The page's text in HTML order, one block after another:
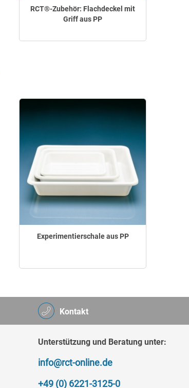
RCT®-Zubehör: Flachdeckel mit
Griff aus PP
Experimentierschale aus PP
Kontakt
Unterstützung und Beratung unter:
info@rct-online.de
+49 (0) 6221-3125-0